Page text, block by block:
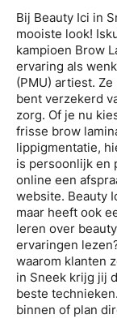
Bij Beauty Ici in
mooiste look!
kampioen Brow
ervaring als
(PMU) artiest.
bent verzekerd
zorg. Of je nu
frisse brow
lippigmentatie,
is persoonlijk en
online een
website. Beauty
maar heeft ook
leren over
ervaringen
waarom klanten
in Sneek krijg jij
beste
binnen of plan